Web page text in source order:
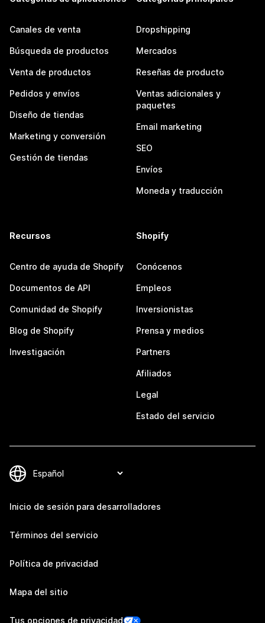
Canales de venta
Búsqueda de productos
Venta de productos
Pedidos y envíos
Diseño de tiendas
Marketing y conversión
Gestión de tiendas
Dropshipping
Mercados
Reseñas de producto
Ventas adicionales y
paquetes
Email marketing
SEO
Envíos
Moneda y traducción
Recursos
Centro de ayuda de Shopify
Documentos de API
Comunidad de Shopify
Blog de Shopify
Investigación
Shopify
Conócenos
Empleos
Inversionistas
Prensa y medios
Partners
Afiliados
Legal
Estado del servicio
Inicio de sesión para desarrolladores
Términos del servicio
Política de privacidad
Mapa del sitio
Tus opciones de privacidad